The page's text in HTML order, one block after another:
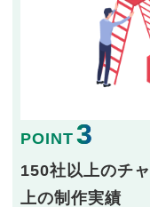
POINT 3
150社以上のチ
上の制作実績